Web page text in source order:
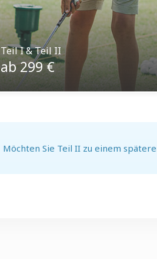
Teil I & Teil II
ab 299 €
Möchten Sie Teil II zu einem